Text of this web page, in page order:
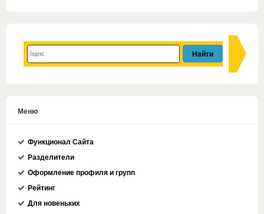
Меню
Функционал Сайта
Разделители
Оформление профиля и групп
Рейтинг
Для новеньких